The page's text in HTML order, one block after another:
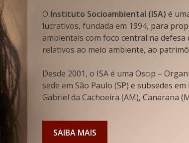
O Instituto Socioambiental (ISA) é
lucrativos, fundada em 1994, para
ambientais com foco central na
relativos ao meio ambiente, ao
Desde 2001, o ISA é uma Oscip –
sede em São Paulo (SP) e subsedes
Gabriel da Cachoeira (AM), Canarana
SAIBA MAIS